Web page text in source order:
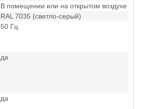
В помещении или на открытом воздухе
RAL 7035 (светло-серый)
50 Гц
да
да